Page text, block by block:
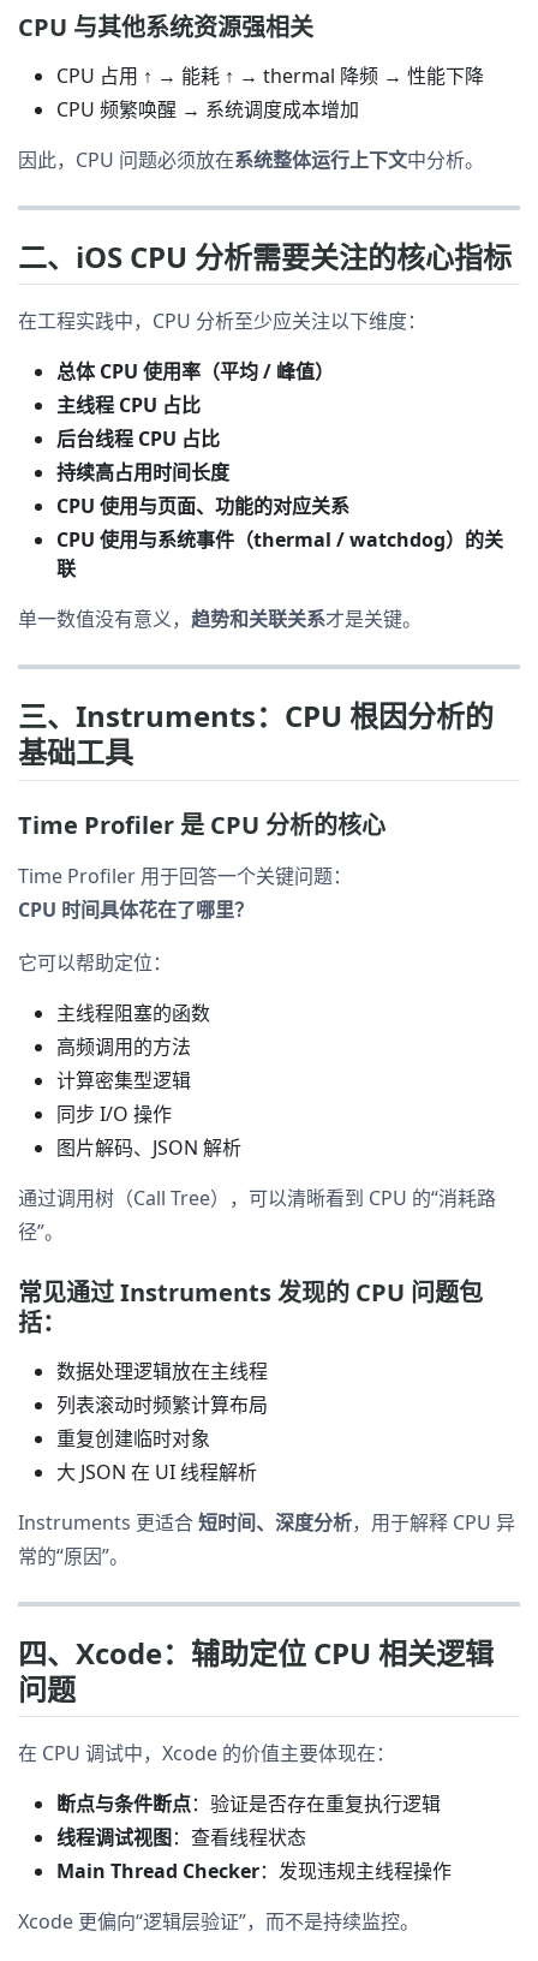
CPU 与其他系统资源强相关
CPU 占用 ↑ → 能耗 ↑ → thermal 降频 → 性能下降
CPU 频繁唤醒 → 系统调度成本增加
因此，CPU 问题必须放在系统整体运行上下文中分析。
二、iOS CPU 分析需要关注的核心指标
在工程实践中，CPU 分析至少应关注以下维度：
总体 CPU 使用率（平均 / 峰值）
主线程 CPU 占比
后台线程 CPU 占比
持续高占用时间长度
CPU 使用与页面、功能的对应关系
CPU 使用与系统事件（thermal / watchdog）的关
联
单一数值没有意义， 趋势和关联关系才是关键。
三、Instruments：CPU 根因分析的
基础工具
Time Profiler 是 CPU 分析的核心
Time Profiler 用于回答一个关键问题：
CPU 时间具体花在了哪里？
它可以帮助定位：
主线程阻塞的函数
高频调用的方法
计算密集型逻辑
同步 I/O 操作
图片解码、JSON 解析
通过调用树（Call Tree），可以清晰看到 CPU 的“消耗路
径”。
常见通过 Instruments 发现的 CPU 问题包
括：
数据处理逻辑放在主线程
列表滚动时频繁计算布局
重复创建临时对象
大 JSON 在 UI 线程解析
Instruments 更适合短时间、深度分析，用于解释 CPU 异
常的“原因”。
四、Xcode：辅助定位 CPU 相关逻辑
问题
在 CPU 调试中，Xcode 的价值主要体现在：
断点与条件断点：验证是否存在重复执行逻辑
线程调试视图：查看线程状态
Main Thread Checker：发现违规主线程操作
Xcode 更偏向“逻辑层验证”，而不是持续监控。